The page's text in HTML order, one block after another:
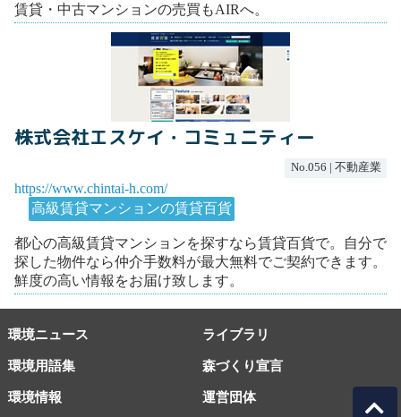
賃貸・中古マンションの売買もAIRへ。
株式会社エスケイ・コミュニティー
No.056 | 不動産業
https://www.chintai-h.com/
高級賃貸マンションの賃貸百貨
都心の高級賃貸マンションを探すなら賃貸百貨で。自分で
探した物件なら仲介手数料が最大無料でご契約できます。
鮮度の高い情報をお届け致します。
環境ニュース ライブラリ
環境用語集 森づくり宣言
環境情報 運営団体